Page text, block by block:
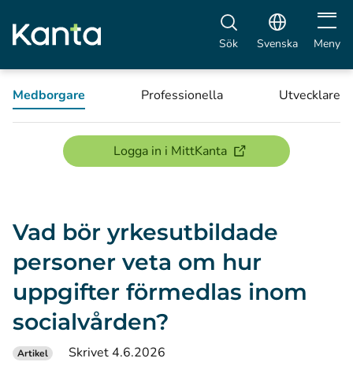
Sök Svenska Öppna
Meny
Medborgare Professionella Utvecklare
Logga in i MittKanta(öppnas i ett nytt
Vad bör yrkesutbildade
personer veta om hur
uppgifter förmedlas inom
socialvården?
Artikel Skrivet 4.6.2026